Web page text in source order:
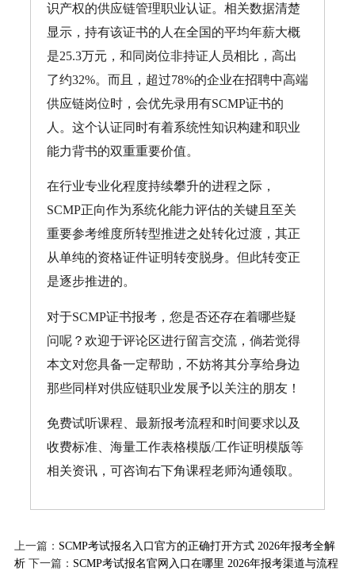
识产权的供应链管理职业认证。相关数据清楚
显示，持有该证书的人在全国的平均年薪大概
是25.3万元，和同岗位非持证人员相比，高出
了约32%。而且，超过78%的企业在招聘中高端
供应链岗位时，会优先录用有SCMP证书的
人。这个认证同时有着系统性知识构建和职业
能力背书的双重重要价值。
在行业专业化程度持续攀升的进程之际，
SCMP正向作为系统化能力评估的关键且至关
重要参考维度所转型推进之处转化过渡，其正
从单纯的资格证件证明转变脱身。但此转变正
是逐步推进的。
对于SCMP证书报考，您是否还存在着哪些疑
问呢？欢迎于评论区进行留言交流，倘若觉得
本文对您具备一定帮助，不妨将其分享给身边
那些同样对供应链职业发展予以关注的朋友！
免费试听课程、最新报考流程和时间要求以及
收费标准、海量工作表格模版/工作证明模版等
相关资讯，可咨询右下角课程老师沟通领取。
上一篇： SCMP考试报名入口官方的正确打开方式 2026年报考全解
析下一篇： SCMP考试报名官网入口在哪里 2026年报考渠道与流程